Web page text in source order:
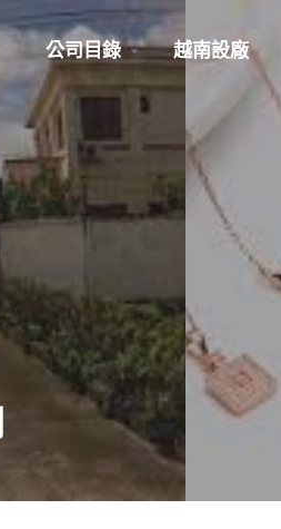
公司目錄 越南設廠